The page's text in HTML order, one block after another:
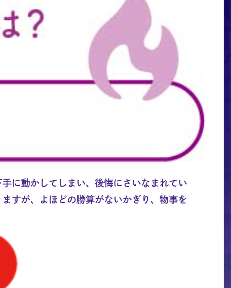
に動かしてしまい、後悔にさいなまれてい
すが、よほどの勝算がないかぎり、物事を